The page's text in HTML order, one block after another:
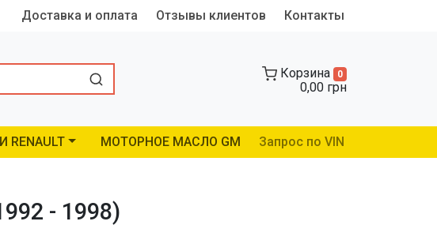
Доставка и оплата Отзывы клиентов Контакты
Корзина 0
0,00 грн
RENAULT МОТОРНОЕ МАСЛО GM Запрос по VIN
- 1998)